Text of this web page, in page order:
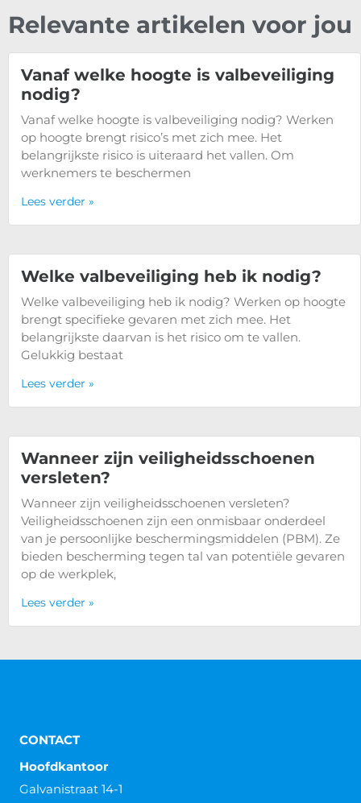
Relevante artikelen voor jou
Vanaf welke hoogte is valbeveiliging
nodig?
Vanaf welke hoogte is valbeveiliging nodig? Werken
op hoogte brengt risico’s met zich mee. Het
belangrijkste risico is uiteraard het vallen. Om
werknemers te beschermen
Lees verder »
Welke valbeveiliging heb ik nodig?
Welke valbeveiliging heb ik nodig? Werken op hoogte
brengt specifieke gevaren met zich mee. Het
belangrijkste daarvan is het risico om te vallen.
Gelukkig bestaat
Lees verder »
Wanneer zijn veiligheidsschoenen
versleten?
Wanneer zijn veiligheidsschoenen versleten?
Veiligheidsschoenen zijn een onmisbaar onderdeel
van je persoonlijke beschermingsmiddelen (PBM). Ze
bieden bescherming tegen tal van potentiële gevaren
op de werkplek,
Lees verder »
CONTACT
Hoofdkantoor
Galvanistraat 14-1